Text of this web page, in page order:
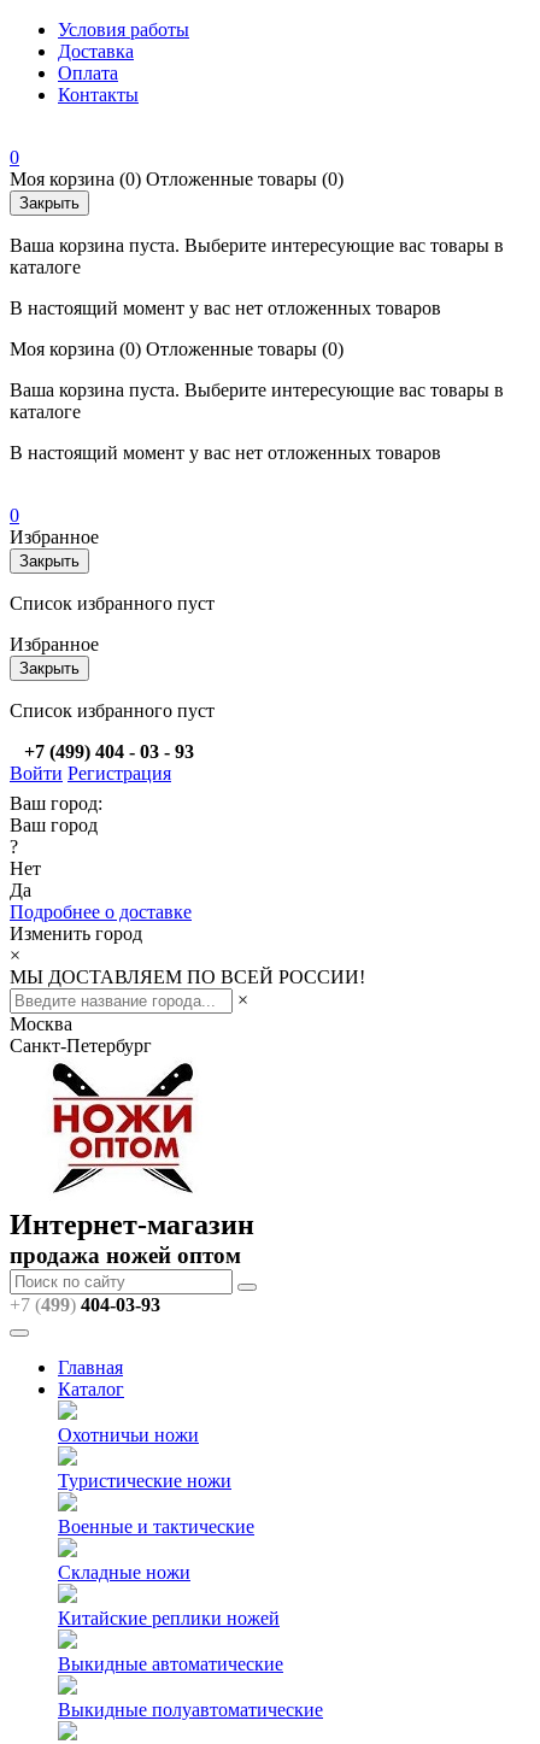
Условия работы
Доставка
Оплата
Контакты
0
Моя корзина (0) Отложенные товары (0)
Закрыть
Ваша корзина пуста. Выберите интересующие вас товары в
каталоге
В настоящий момент у вас нет отложенных товаров
Моя корзина (0) Отложенные товары (0)
Ваша корзина пуста. Выберите интересующие вас товары в
каталоге
В настоящий момент у вас нет отложенных товаров
0
Избранное
Закрыть
Список избранного пуст
Избранное
Закрыть
Список избранного пуст
+7 (499) 404 - 03 - 93
Войти Регистрация
Ваш город:
Ваш город
?
Нет
Да
Подробнее о доставке
Изменить город
×
МЫ ДОСТАВЛЯЕМ ПО ВСЕЙ РОССИИ!
×
Москва
Санкт-Петербург
Интернет-магазин
продажа ножей оптом
+7 (499) 404-03-93
Главная
Каталог
Охотничьи ножи
Туристические ножи
Военные и тактические
Складные ножи
Китайские реплики ножей
Выкидные автоматические
Выкидные полуавтоматические